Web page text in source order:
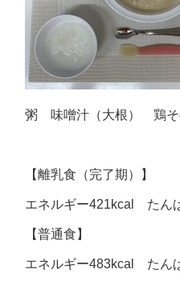
粥 味噌汁（大根） 鶏そ
【離乳食（完了期）】
エネルギー421kcal たん
【普通食】
エネルギー483kcal たん